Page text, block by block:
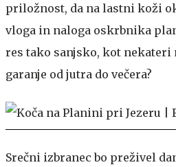
priložnost, da na lastni koži
vloga in naloga oskrbnika
res tako sanjsko, kot nekateri
garanje od jutra do večera?
Srečni izbranec bo preživel